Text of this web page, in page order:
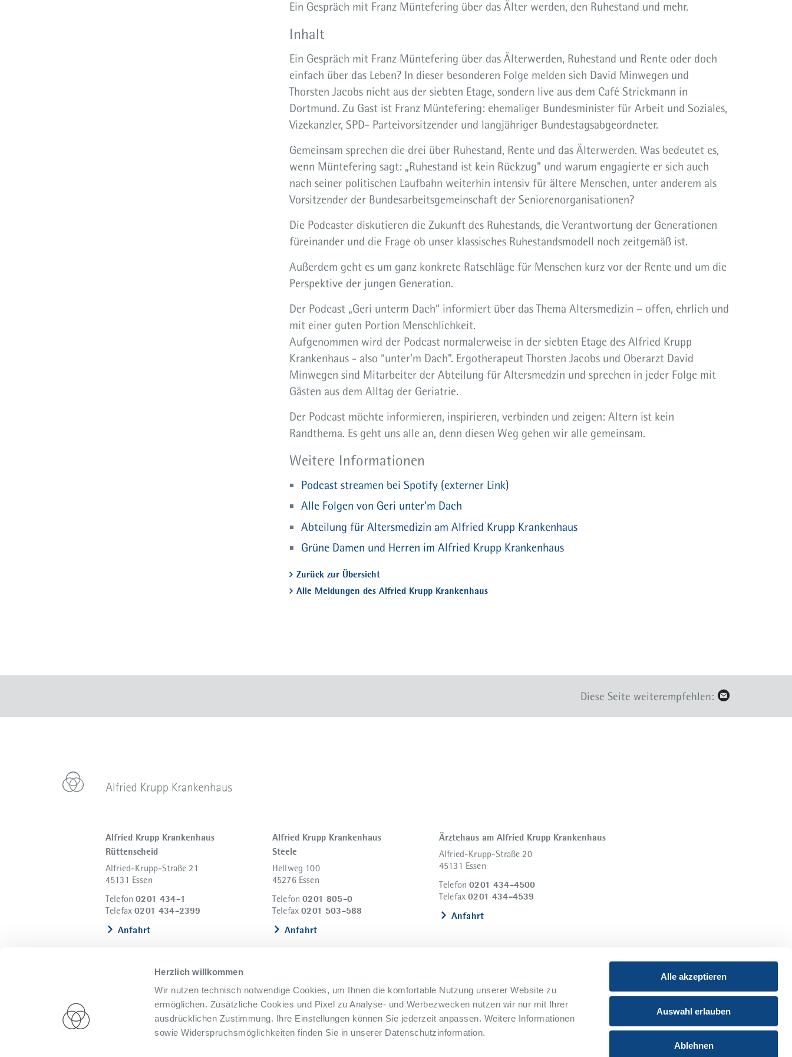
Herzlich willkommen
Wir nutzen technisch notwendige Cookies, um Ihnen die komfortable Nutzung unserer Website zu
ermöglichen. Zusätzliche Cookies und Pixel zu Analyse- und Werbezwecken nutzen wir nur mit Ihrer
ausdrücklichen Zustimmung. Ihre Einstellungen können Sie jederzeit anpassen. Weitere Informationen
sowie Widerspruchsmöglichkeiten finden Sie in unserer Datenschutzinformation.
Alle akzeptieren
Auswahl erlauben
Ablehnen
Ein Gespräch mit Franz Müntefering über das Älter werden, den Ruhestand und mehr.
Inhalt
Ein Gespräch mit Franz Müntefering über das Älterwerden, Ruhestand und Rente oder doch
einfach über das Leben? In dieser besonderen Folge melden sich David Minwegen und
Thorsten Jacobs nicht aus der siebten Etage, sondern live aus dem Café Strickmann in
Dortmund. Zu Gast ist Franz Müntefering: ehemaliger Bundesminister für Arbeit und Soziales,
Vizekanzler, SPD- Parteivorsitzender und langjähriger Bundestagsabgeordneter.
Gemeinsam sprechen die drei über Ruhestand, Rente und das Älterwerden. Was bedeutet es,
wenn Müntefering sagt: „Ruhestand ist kein Rückzug" und warum engagierte er sich auch
nach seiner politischen Laufbahn weiterhin intensiv für ältere Menschen, unter anderem als
Vorsitzender der Bundesarbeitsgemeinschaft der Seniorenorganisationen?
Die Podcaster diskutieren die Zukunft des Ruhestands, die Verantwortung der Generationen
füreinander und die Frage ob unser klassisches Ruhestandsmodell noch zeitgemäß ist.
Außerdem geht es um ganz konkrete Ratschläge für Menschen kurz vor der Rente und um die
Perspektive der jungen Generation.
Der Podcast „Geri unterm Dach“ informiert über das Thema Altersmedizin – offen, ehrlich und
mit einer guten Portion Menschlichkeit.
Aufgenommen wird der Podcast normalerweise in der siebten Etage des Alfried Krupp
Krankenhaus - also “unter'm Dach”. Ergotherapeut Thorsten Jacobs und Oberarzt David
Minwegen sind Mitarbeiter der Abteilung für Altersmedzin und sprechen in jeder Folge mit
Gästen aus dem Alltag der Geriatrie.
Der Podcast möchte informieren, inspirieren, verbinden und zeigen: Altern ist kein
Randthema. Es geht uns alle an, denn diesen Weg gehen wir alle gemeinsam.
Weitere Informationen
Podcast streamen bei Spotify (externer Link)
Alle Folgen von Geri unter'm Dach
Abteilung für Altersmedizin am Alfried Krupp Krankenhaus
Grüne Damen und Herren im Alfried Krupp Krankenhaus
Zurück zur Übersicht
Alle Meldungen des Alfried Krupp Krankenhaus
Diese Seite weiterempfehlen:
Alfried Krupp Krankenhaus
Rüttenscheid
Alfried-Krupp-Straße 21
45131 Essen
Telefon0201 434-1
Telefax0201 434-2399
Anfahrt
Alfried Krupp Krankenhaus
Steele
Hellweg 100
45276 Essen
Telefon0201 805-0
Telefax0201 503-588
Anfahrt
Ärztehaus am Alfried Krupp Krankenhaus
Alfried-Krupp-Straße 20
45131 Essen
Telefon0201 434-4500
Telefax0201 434-4539
Anfahrt
Instagram
Youtube
Xing